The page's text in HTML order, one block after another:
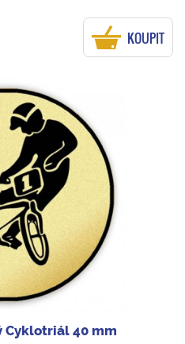
KOUPIT
Cyklotriál 40 mm